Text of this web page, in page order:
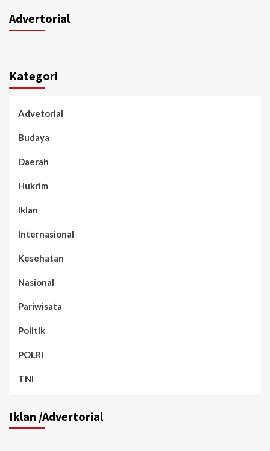
Advertorial
Kategori
Advetorial
Budaya
Daerah
Hukrim
Iklan
Internasional
Kesehatan
Nasional
Pariwisata
Politik
POLRI
TNI
Iklan /Advertorial